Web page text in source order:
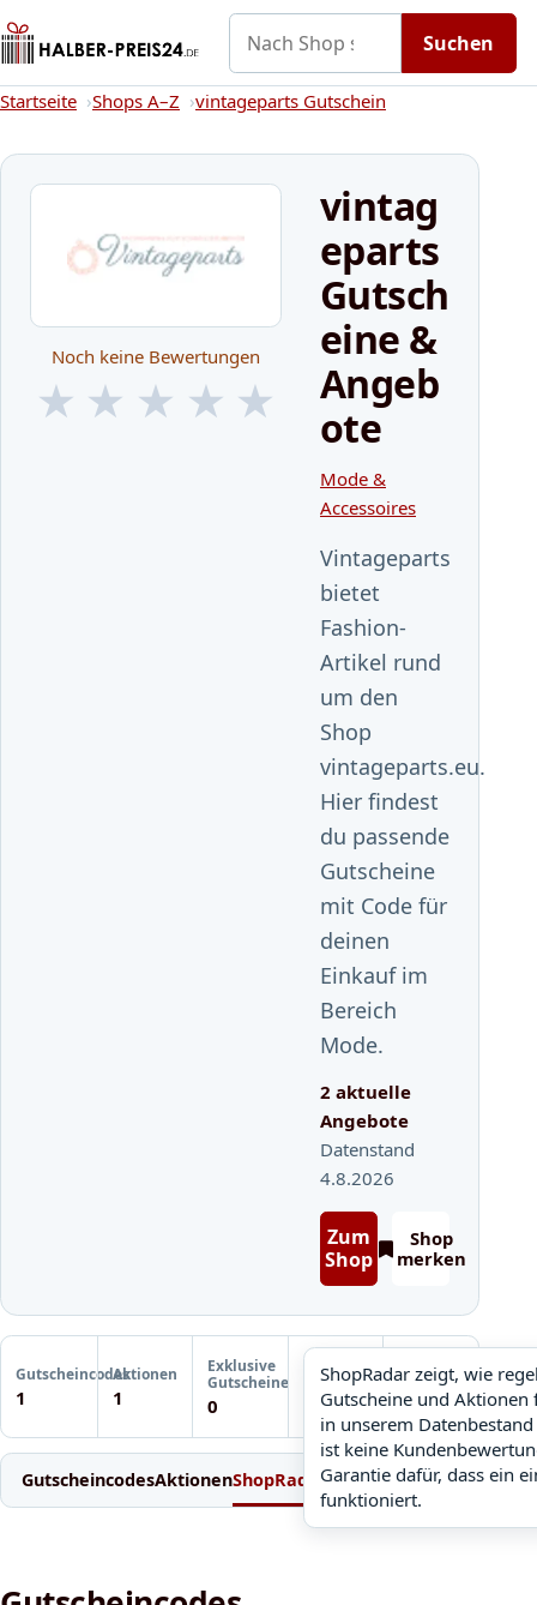
Startseite
GutscheineShops A–ZKategorien
Nach Shop suchen
Suchen
Startseite Shops A–Z vintageparts Gutschein
Noch keine Bewertungen
★ ★ ★ ★ ★
vintag
eparts
Gutsch
eine &
Angeb
ote
Mode &
Accessoires
Vintageparts
bietet
Fashion-
Artikel rund
um den
Shop
vintageparts.eu.
Hier findest
du passende
Gutscheine
mit Code für
deinen
Einkauf im
Bereich
Mode.
2 aktuelle
Angebote
Datenstand
4.8.2026
Zum
Shop
Shop
merken
Gutscheincodes
1
Aktionen
1
Exklusive
Gutscheine
0
ShopRadar
noch keine Daten
ShopRadar zeigt, wie
Gutscheine und Aktionen
in unserem
ist keine
Garantie dafür, dass ein
funktioniert.
Letzte
Gutscheinprüfung
Noch keine
Prüfung
GutscheincodesAktionenShopRadarWeitere Gutscheine